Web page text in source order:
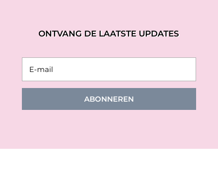
ONTVANG DE LAATSTE UPDATES
ABONNEREN